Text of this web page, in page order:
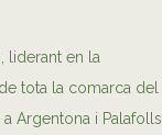
liderant en la
tota la comarca del
Argentona i Palafolls.